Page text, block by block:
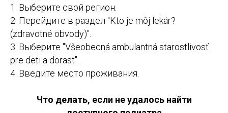
1. Выберите свой регион.
2. Перейдите в раздел "Kto je môj lekár?
(zdravotné obvody)".
3. Выберите "Všeobecná ambulantná starostlivosť
pre deti a dorast".
4. Введите место проживания.
Что делать, если не удалось найти